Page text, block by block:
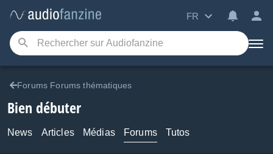
FR
Forums Forums thématiques
Bien débuter
News Articles Médias Forums Tutos